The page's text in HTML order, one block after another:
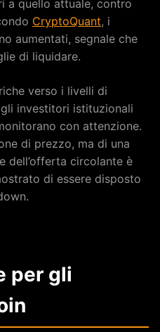
a quello attuale, contro
CryptoQuant, i
aumentati, segnale che
di liquidare.
verso i livelli di
investitori istituzionali
con attenzione.
di prezzo, ma di una
dell’offerta circolante è
di essere disposto
per gli